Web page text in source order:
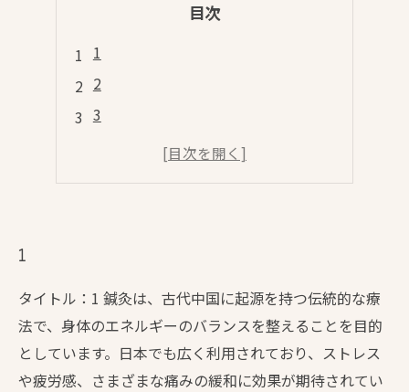
目次
1
2
3
1
タイトル：1 鍼灸は、古代中国に起源を持つ伝統的な療
法で、身体のエネルギーのバランスを整えることを目的
としています。日本でも広く利用されており、ストレス
や疲労感、さまざまな痛みの緩和に効果が期待されてい